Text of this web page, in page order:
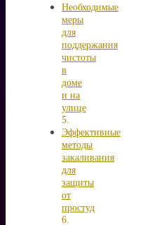
Необходимые
меры
для
поддержания
чистоты
в
доме
и на
улице
Эффективные
методы
закаливания
для
защиты
от
простуд